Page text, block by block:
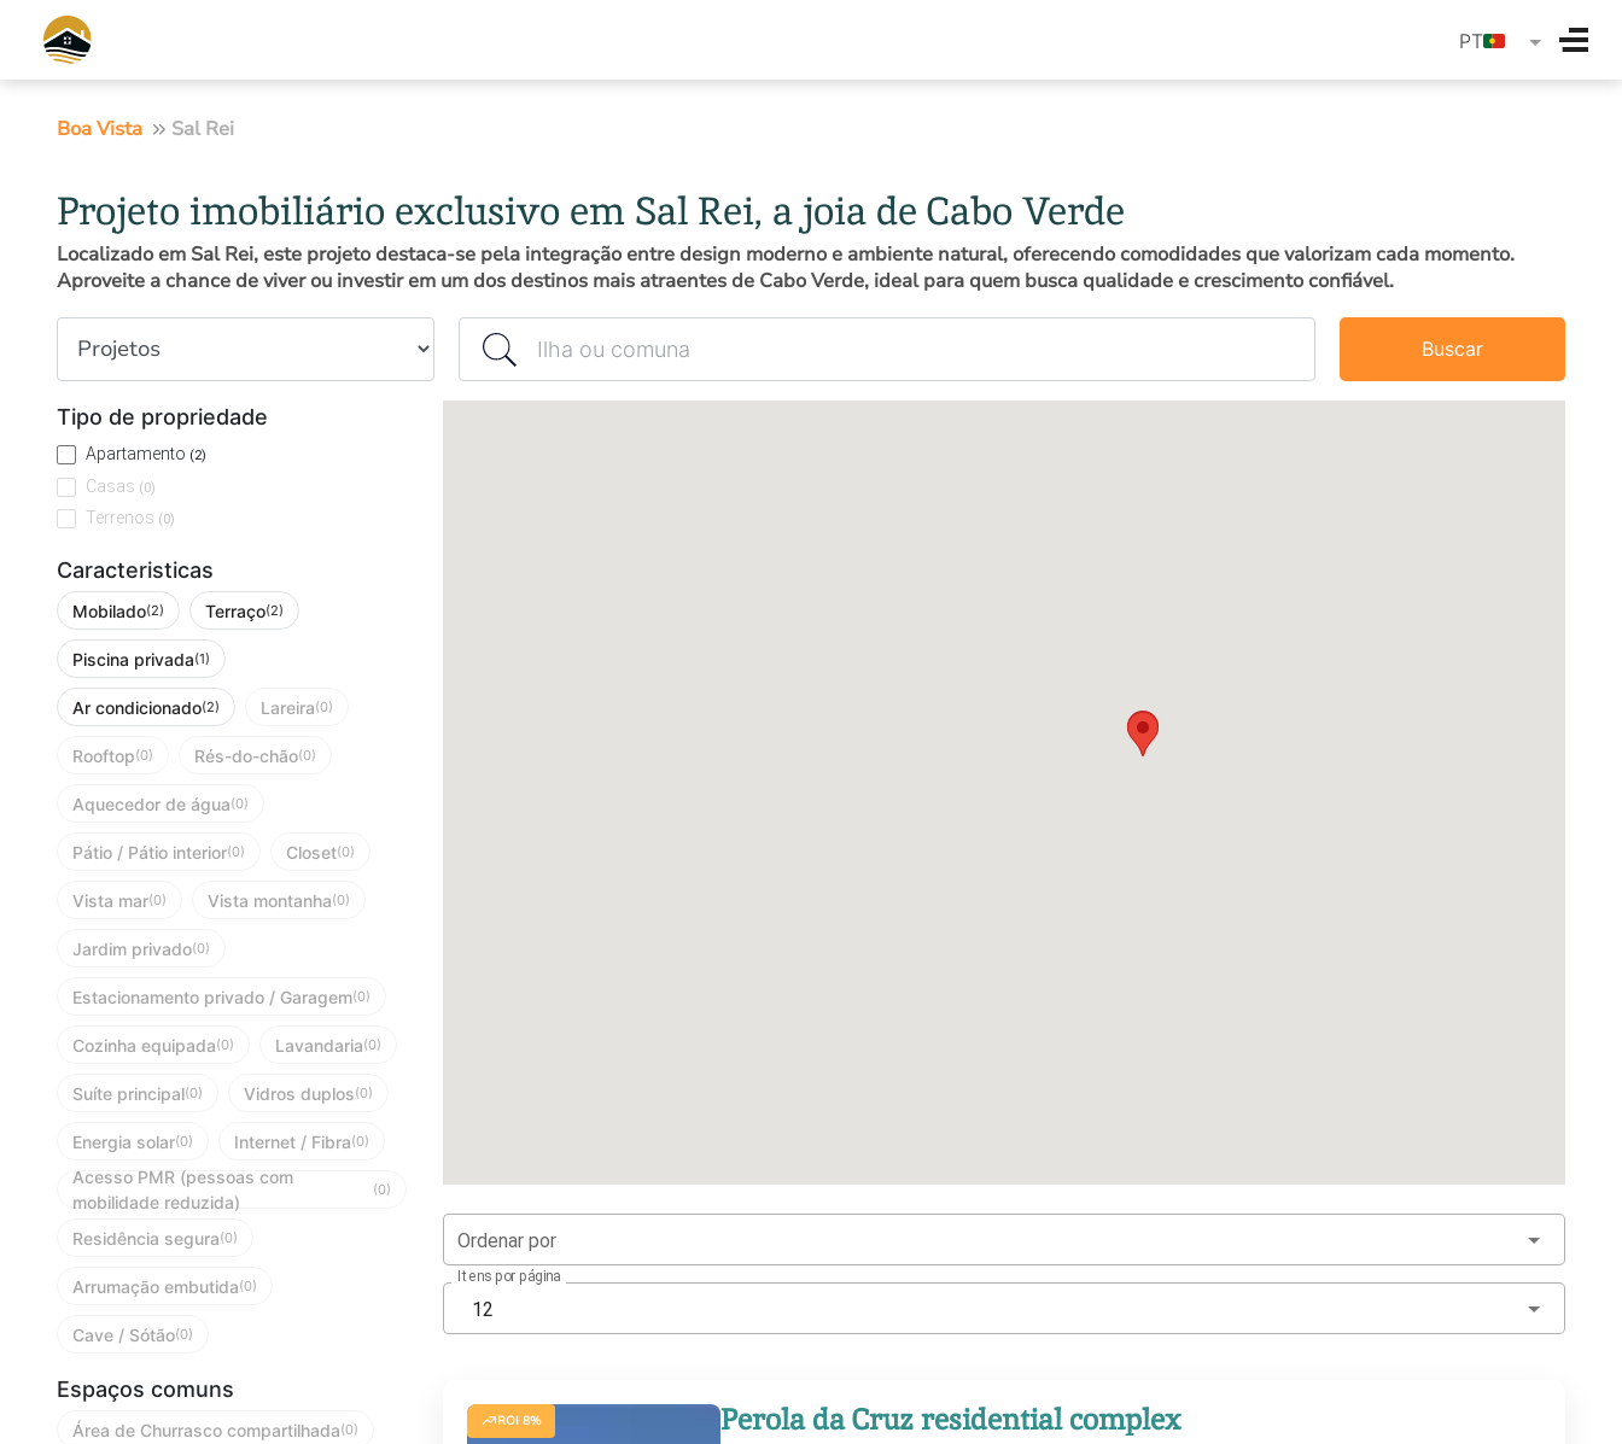
PT
Boa Vista Sal Rei
Projeto imobiliário exclusivo em Sal Rei, a joia de Cabo Verde
Localizado em Sal Rei, este projeto destaca-se pela integração entre design moderno e ambiente natural, oferecendo comodidades que valorizam cada momento.
Aproveite a chance de viver ou investir em um dos destinos mais atraentes de Cabo Verde, ideal para quem busca qualidade e crescimento confiável.
Ilha ou comuna
Buscar
Tipo de propriedade
Apartamento (2)
Casas (0)
Terrenos (0)
Caracteristicas
Mobilado(2) Terraço(2)
Piscina privada(1)
Ar condicionado(2) Lareira(0)
Rooftop(0) Rés-do-chão(0)
Aquecedor de água(0)
Pátio / Pátio interior(0) Closet(0)
Vista mar(0) Vista montanha(0)
Jardim privado(0)
Estacionamento privado / Garagem(0)
Cozinha equipada(0) Lavandaria(0)
Suíte principal(0) Vidros duplos(0)
Energia solar(0) Internet / Fibra(0)
Acesso PMR (pessoas com
mobilidade reduzida)
(0)
Residência segura(0)
Arrumação embutida(0)
Cave / Sótão(0)
Espaços comuns
Área de Churrasco compartilhada(0)
Ordenar por
12
Itens por página
ROI 8% Perola da Cruz residential complex